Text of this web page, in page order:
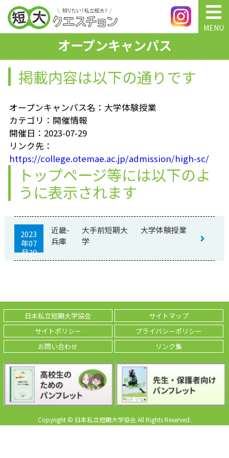
MENU
オープンキャンパス
掲載内容は以下の通りです
オープンキャンパス名：大学体験授業
カテゴリ：開催情報
開催日：2023-07-29
リンク先：
https://college.otemae.ac.jp/admission/high-sc/
トップページ等には以下のよ
うに表示されます
2023
年07
月29
日
近畿-
兵庫
大手前短期大
学
大学体験授業
日本私立短期大学協会
サイトマップ
サイトポリシー
プライバシーポリシー
お問い合わせ
リンク集
Copyright © 日本私立短期大学協会 All Rights Reserved.